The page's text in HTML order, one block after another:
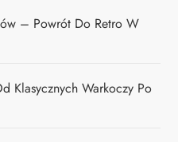
– Powrót Do Retro W
Klasycznych Warkoczy Po